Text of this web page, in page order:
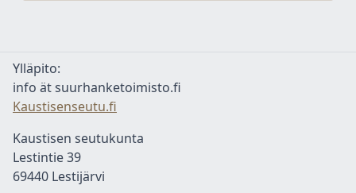
Ylläpito:
info ät suurhanketoimisto.fi
Kaustisenseutu.fi
Kaustisen seutukunta
Lestintie 39
69440 Lestijärvi